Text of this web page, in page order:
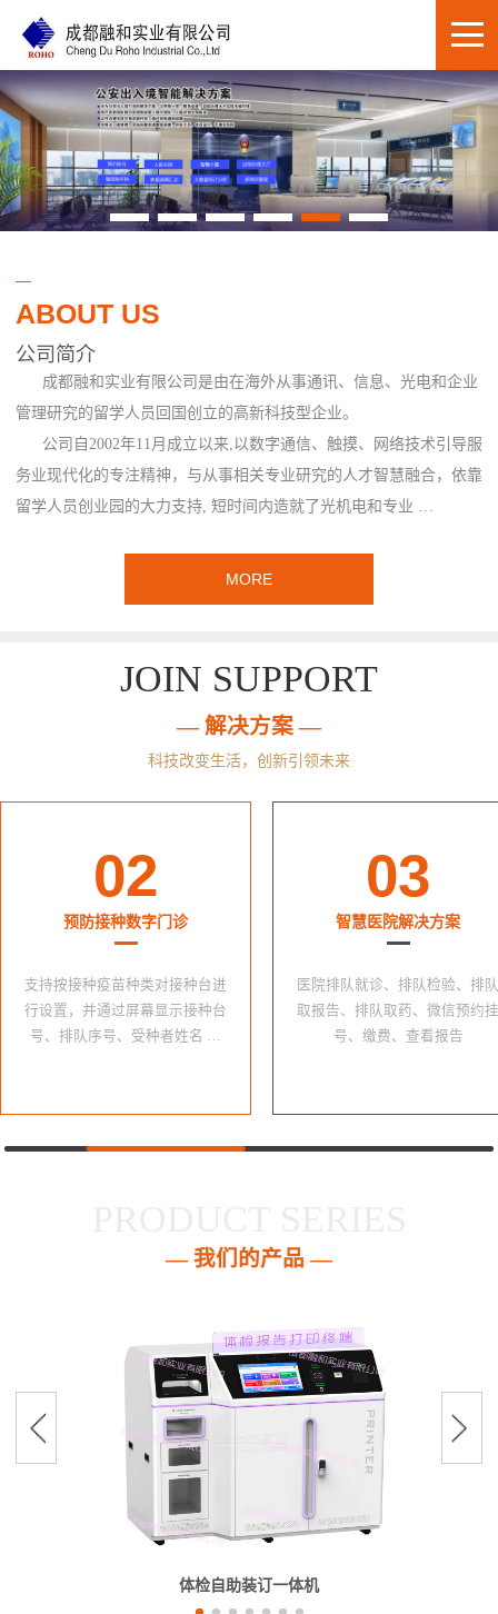
ABOUT US
公司简介
成都融和实业有限公司是由在海外从事通讯、信息、光电和企业
管理研究的留学人员回国创立的高新科技型企业。
公司自2002年11月成立以来,以数字通信、触摸、网络技术引导服
务业现代化的专注精神，与从事相关专业研究的人才智慧融合，依靠
留学人员创业园的大力支持, 短时间内造就了光机电和专业 …
MORE
JOIN SUPPORT
— 解决方案 —
科技改变生活，创新引领未来
02
预防接种数字门诊
支持按接种疫苗种类对接种台进
行设置，并通过屏幕显示接种台
号、排队序号、受种者姓名 …
03
智慧医院解决方案
医院排队就诊、排队检验、排队
取报告、排队取药、微信预约挂
号、缴费、查看报告
— 我们的产品 —
体检自助装订一体机